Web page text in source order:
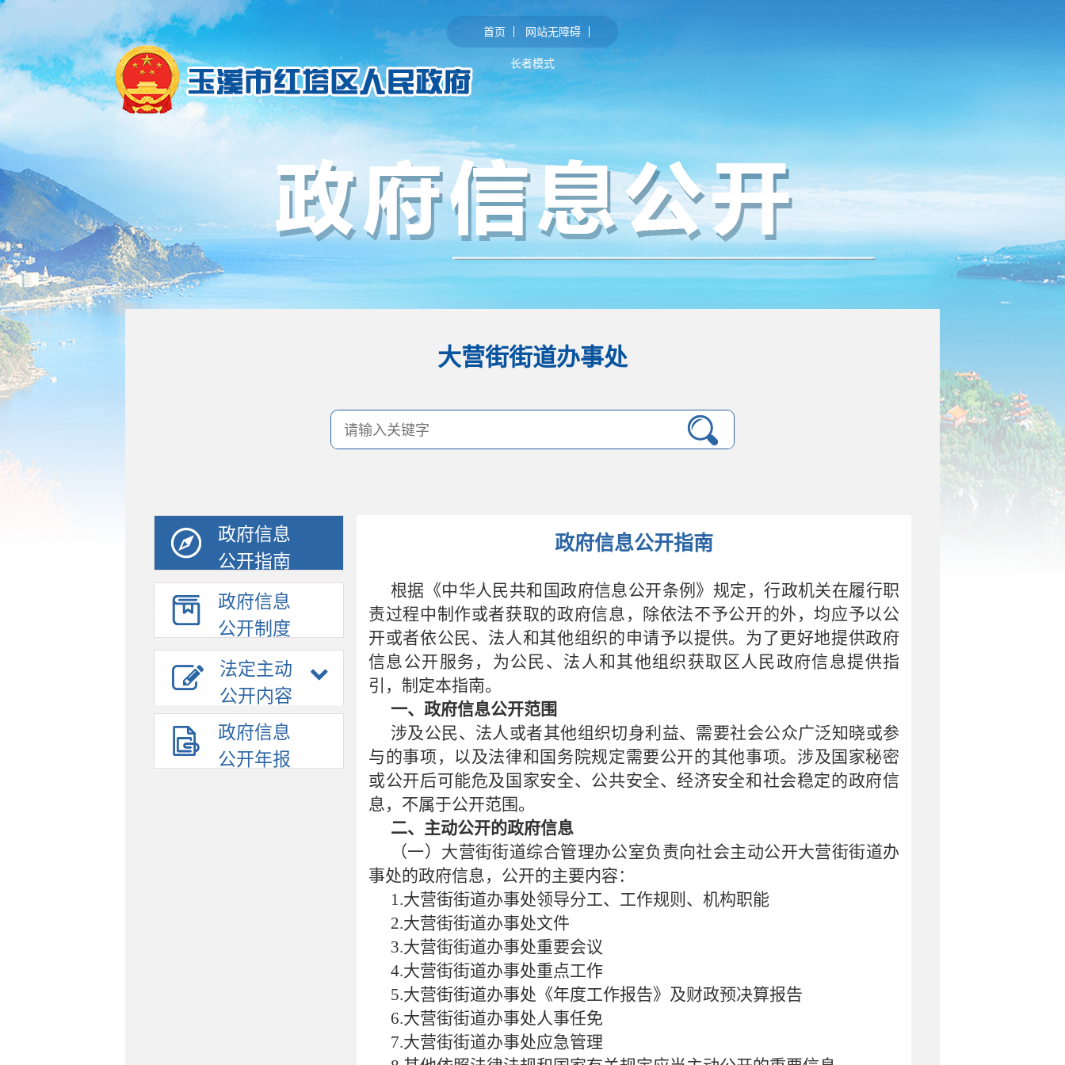
首页 网站无障碍
长者模式
大营街街道办事处
政府信息公开指南
政府信息
公开指南
政府信息
公开制度
法定主动
公开内容
政府信息
公开年报
根据《中华人民共和国政府信息公开条例》规定 ，行政机关在履行职
责过程中制作或者获取的政府信息 ， 除依法不予公开的外 ， 均应予以公
开或者依公民、法人和其他组织的申请予以提供。 为了更好地提供政府
信息公开服务 ， 为公民、法人和其他组织获取区人民政府信息提供指
引 ， 制定本指南。
一、政府信息公开范围
涉及公民、法人或者其他组织切身利益、需要社会公众广泛知晓或参
与的事项 ， 以及法律和国务院规定需要公开的其他事项。 涉及国家秘密
或公开后可能危及国家安全、公共安全、经济安全和社会稳定的政府信
息， 不属于公开范围。
二、主动公开的政府信息
（一）大营街街道综合管理办公室负责向社会主动公开大营街街道办
事处的政府信息， 公开的主要内容：
1.大营街街道办事处领导分工、工作规则、机构职能
2.大营街街道办事处文件
3.大营街街道办事处重要会议
4.大营街街道办事处重点工作
5.大营街街道办事处 《年度工作报告》 及财政预决算报告
6.大营街街道办事处人事任免
7.大营街街道办事处应急管理